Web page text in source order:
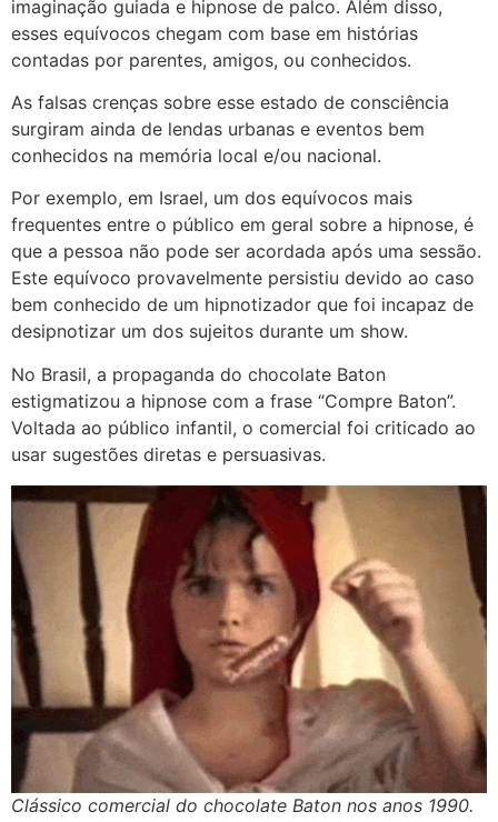
imaginação guiada e hipnose de palco. Além disso,
esses equívocos chegam com base em histórias
contadas por parentes, amigos, ou conhecidos.
As falsas crenças sobre esse estado de consciência
surgiram ainda de lendas urbanas e eventos bem
conhecidos na memória local e/ou nacional.
Por exemplo, em Israel, um dos equívocos mais
frequentes entre o público em geral sobre a hipnose, é
que a pessoa não pode ser acordada após uma sessão.
Este equívoco provavelmente persistiu devido ao caso
bem conhecido de um hipnotizador que foi incapaz de
desipnotizar um dos sujeitos durante um show.
No Brasil, a propaganda do chocolate Baton
estigmatizou a hipnose com a frase “Compre Baton”.
Voltada ao público infantil, o comercial foi criticado ao
usar sugestões diretas e persuasivas.
Clássico comercial do chocolate Baton nos anos 1990.